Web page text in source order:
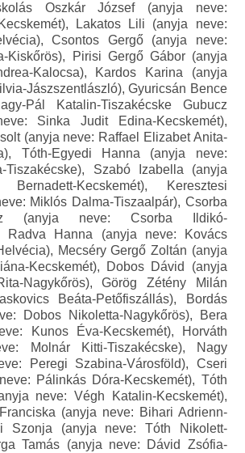
Oszkár József (anyja neve:
Lakatos Lili (anyja neve:
Csontos Gergő (anyja neve:
Kiskőrös), Pirisi Gergő Gábor (anyja
Kalocsa), Kardos Karina (anyja
Jászszentlászló), Gyuricsán Bence
Pál Katalin-Tiszakécske Gubucz
Sinka Judit Edina-Kecskemét),
(anyja neve: Raffael Elizabet Anita-
Tóth-Egyedi Hanna (anyja neve:
Tiszakécske), Szabó Izabella (anyja
Kecskemét), Keresztesi
Miklós Dalma-Tiszaalpár), Csorba
(anyja neve: Csorba Ildikó-
Radva Hanna (anyja neve: Kovács
Mecséry Gergő Zoltán (anyja
Kecskemét), Dobos Dávid (anyja
Nagykőrös), Görög Zétény Milán
Beáta-Petőfiszállás), Bordás
Dobos Nikoletta-Nagykőrös), Bera
Kunos Éva-Kecskemét), Horváth
Molnár Kitti-Tiszakécske), Nagy
Peregi Szabina-Városföld), Cseri
Pálinkás Dóra-Kecskemét), Tóth
neve: Végh Katalin-Kecskemét),
(anyja neve: Bihari Adrienn-
Szonja (anyja neve: Tóth Nikolett-
Tamás (anyja neve: Dávid Zsófia-